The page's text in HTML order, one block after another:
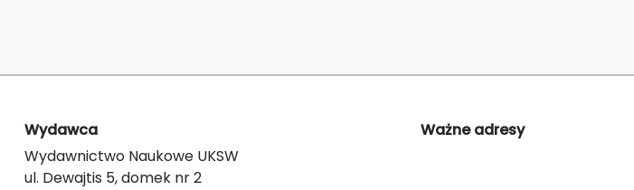
Wydawca
Wydawnictwo Naukowe UKSW
ul. Dewajtis 5, domek nr 2
Ważne adresy